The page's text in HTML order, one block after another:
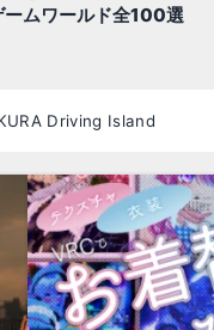
選!!
Driving Island